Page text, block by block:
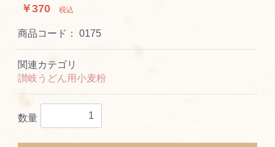
￥370 税込
商品コード： 0175
関連カテゴリ
讃岐うどん用小麦粉
数量